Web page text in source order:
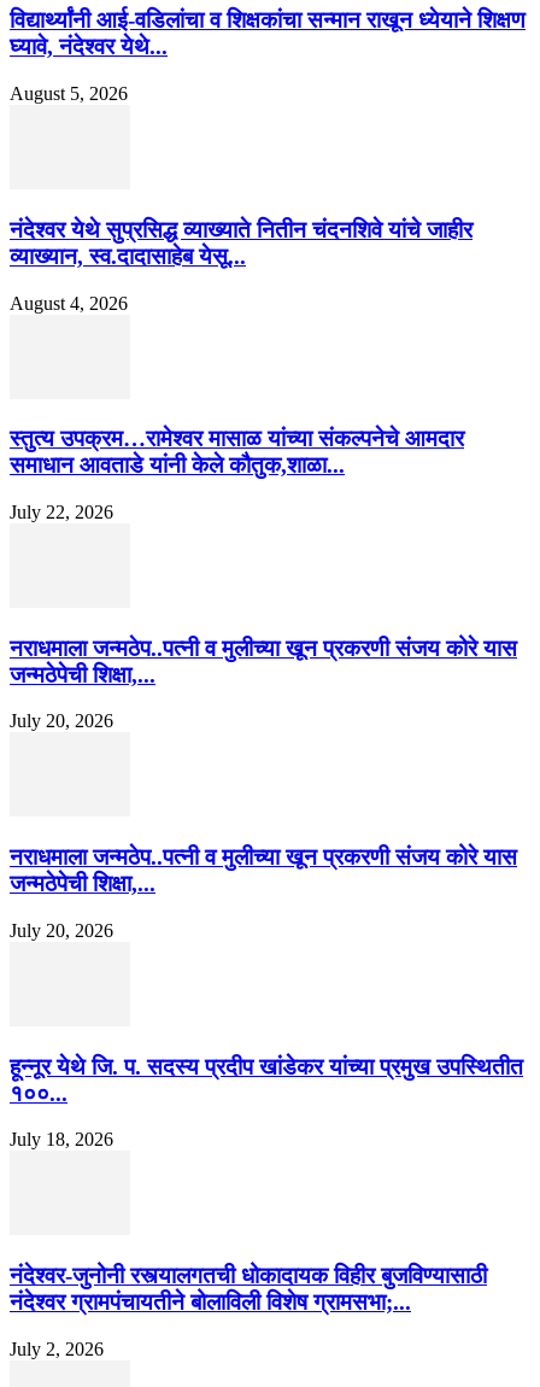
विद्यार्थ्यांनी आई-वडिलांचा व शिक्षकांचा सन्मान राखून ध्येयाने शिक्षण
घ्यावे, नंदेश्वर येथे...
August 5, 2026
नंदेश्वर येथे सुप्रसिद्ध व्याख्याते नितीन चंदनशिवे यांचे जाहीर
व्याख्यान, स्व.दादासाहेब येसू...
August 4, 2026
स्तुत्य उपक्रम…रामेश्वर मासाळ यांच्या संकल्पनेचे आमदार
समाधान आवताडे यांनी केले कौतुक,शाळा...
July 22, 2026
नराधमाला जन्मठेप..पत्नी व मुलीच्या खून प्रकरणी संजय कोरे यास
जन्मठेपेची शिक्षा,...
July 20, 2026
नराधमाला जन्मठेप..पत्नी व मुलीच्या खून प्रकरणी संजय कोरे यास
जन्मठेपेची शिक्षा,...
July 20, 2026
हून्नूर येथे जि. प. सदस्य प्रदीप खांडेकर यांच्या प्रमुख उपस्थितीत
१००...
July 18, 2026
नंदेश्वर-जुनोनी रस्त्यालगतची धोकादायक विहीर बुजविण्यासाठी
नंदेश्वर ग्रामपंचायतीने बोलाविली विशेष ग्रामसभा;...
July 2, 2026